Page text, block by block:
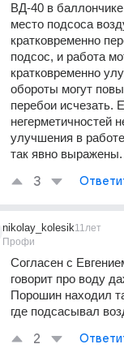
ВД-40 в
место подсоса
кратковременно
подсос, и работа
кратковременно
обороты могут
перебои исчезать.
негерметичностей
улучшения в
так явно выражены.
3
nikolay_kolesik
Профи
11лет
Согласен с
говорит про воду
Порошин находил
где подсасывал
2